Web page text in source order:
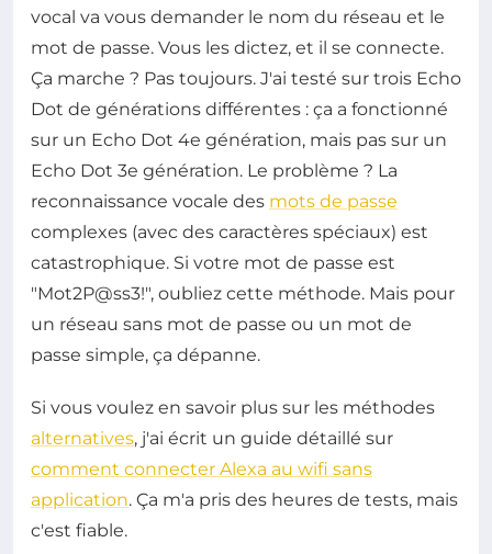
vocal va vous demander le nom du réseau et le
mot de passe. Vous les dictez, et il se connecte.
Ça marche ? Pas toujours. J'ai testé sur trois Echo
Dot de générations différentes : ça a fonctionné
sur un Echo Dot 4e génération, mais pas sur un
Echo Dot 3e génération. Le problème ? La
reconnaissance vocale des mots de passe
complexes (avec des caractères spéciaux) est
catastrophique. Si votre mot de passe est
"Mot2P@ss3!", oubliez cette méthode. Mais pour
un réseau sans mot de passe ou un mot de
passe simple, ça dépanne.
Si vous voulez en savoir plus sur les méthodes
alternatives, j'ai écrit un guide détaillé sur
comment connecter Alexa au wifi sans
application. Ça m'a pris des heures de tests, mais
c'est fiable.